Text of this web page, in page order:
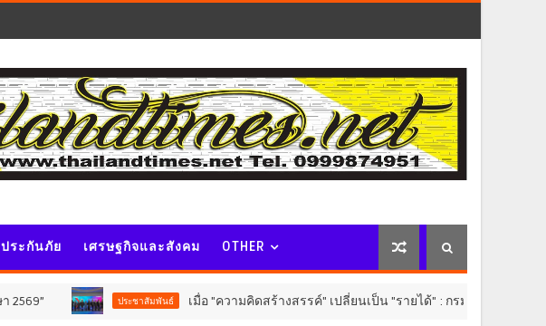
ประกันภัย เศรษฐกิจและสังคม OTHER
ประชาสัมพันธ์ เมื่อ "ความคิดสร้างสรรค์" เปลี่ยนเป็น "รายได้" : กรมทรัพย์สินทางปัญญา จับมือ สกส